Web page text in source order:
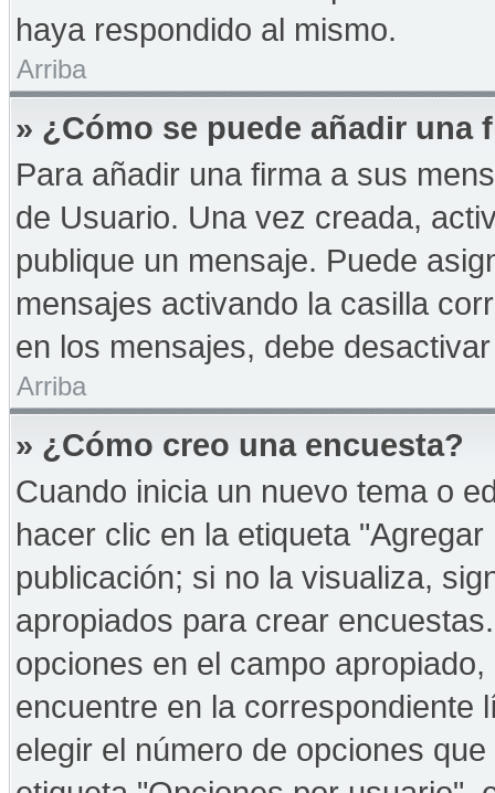
haya respondido al mismo.
Arriba
» ¿Cómo se puede añadir una
Para añadir una firma a sus
de Usuario. Una vez creada,
publique un mensaje. Puede
mensajes activando la casilla
en los mensajes, debe
Arriba
» ¿Cómo creo una encuesta?
Cuando inicia un nuevo tema o
hacer clic en la etiqueta
publicación; si no la visualiza,
apropiados para crear
opciones en el campo
encuentre en la correspondiente
elegir el número de opciones